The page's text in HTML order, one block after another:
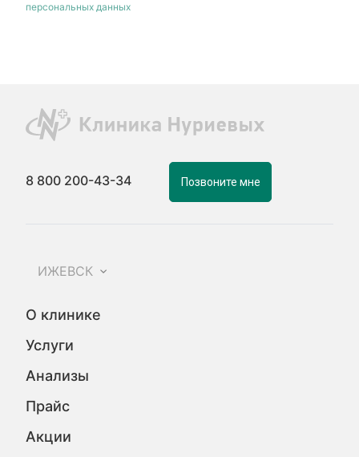
персональных данных
8 800 200-43-34 Позвоните мне
ИЖЕВСК
О клинике
Услуги
Анализы
Прайс
Акции